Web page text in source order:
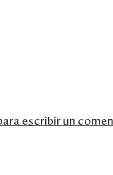
escribir un